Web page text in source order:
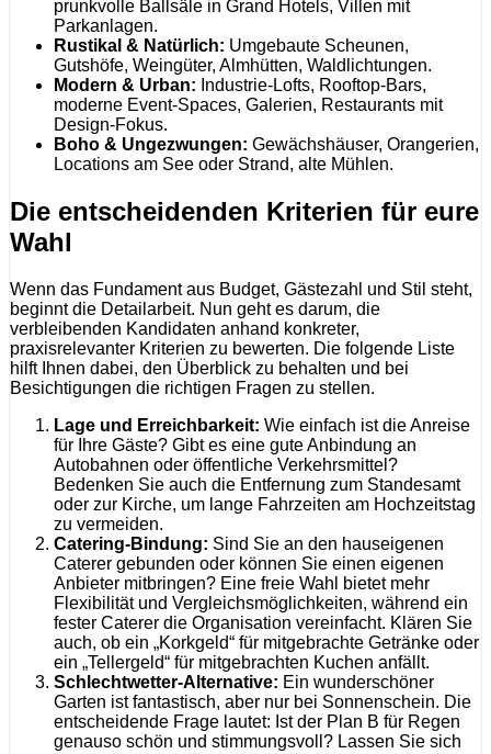
prunkvolle Ballsäle in Grand Hotels, Villen mit
Parkanlagen.
Rustikal & Natürlich: Umgebaute Scheunen,
Gutshöfe, Weingüter, Almhütten, Waldlichtungen.
Modern & Urban: Industrie-Lofts, Rooftop-Bars,
moderne Event-Spaces, Galerien, Restaurants mit
Design-Fokus.
Boho & Ungezwungen: Gewächshäuser, Orangerien,
Locations am See oder Strand, alte Mühlen.
Die entscheidenden Kriterien für eure
Wahl
Wenn das Fundament aus Budget, Gästezahl und Stil steht,
beginnt die Detailarbeit. Nun geht es darum, die
verbleibenden Kandidaten anhand konkreter,
praxisrelevanter Kriterien zu bewerten. Die folgende Liste
hilft Ihnen dabei, den Überblick zu behalten und bei
Besichtigungen die richtigen Fragen zu stellen.
Lage und Erreichbarkeit: Wie einfach ist die Anreise
für Ihre Gäste? Gibt es eine gute Anbindung an
Autobahnen oder öffentliche Verkehrsmittel?
Bedenken Sie auch die Entfernung zum Standesamt
oder zur Kirche, um lange Fahrzeiten am Hochzeitstag
zu vermeiden.
Catering-Bindung: Sind Sie an den hauseigenen
Caterer gebunden oder können Sie einen eigenen
Anbieter mitbringen? Eine freie Wahl bietet mehr
Flexibilität und Vergleichsmöglichkeiten, während ein
fester Caterer die Organisation vereinfacht. Klären Sie
auch, ob ein „Korkgeld“ für mitgebrachte Getränke oder
ein „Tellergeld“ für mitgebrachten Kuchen anfällt.
Schlechtwetter-Alternative: Ein wunderschöner
Garten ist fantastisch, aber nur bei Sonnenschein. Die
entscheidende Frage lautet: Ist der Plan B für Regen
genauso schön und stimmungsvoll? Lassen Sie sich